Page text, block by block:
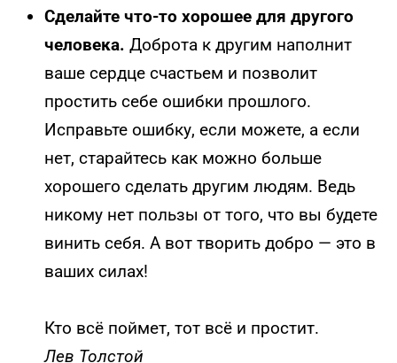
Сделайте что-то хорошее для другого
человека. Доброта к другим наполнит
ваше сердце счастьем и позволит
простить себе ошибки прошлого.
Исправьте ошибку, если можете, а если
нет, старайтесь как можно больше
хорошего сделать другим людям. Ведь
никому нет пользы от того, что вы будете
винить себя. А вот творить добро — это в
ваших силах!
Кто всё поймет, тот всё и простит.
Лев Толстой